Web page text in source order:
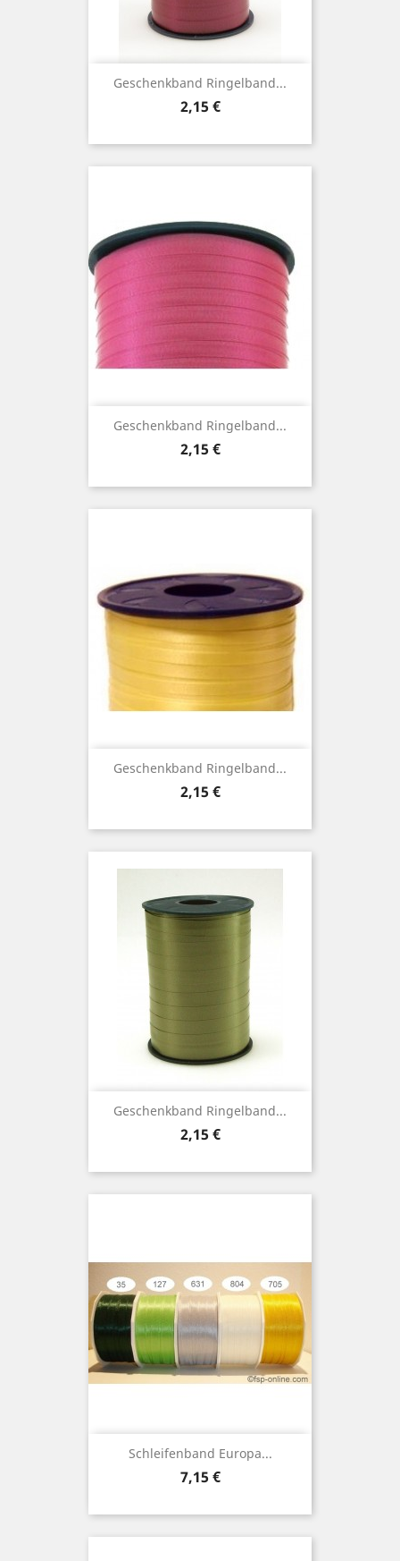
Geschenkband Ringelband...
Preis
2,15 €
Geschenkband Ringelband...
Preis
2,15 €
Geschenkband Ringelband...
Preis
2,15 €
Geschenkband Ringelband...
Preis
2,15 €
Schleifenband Europa...
Preis
7,15 €